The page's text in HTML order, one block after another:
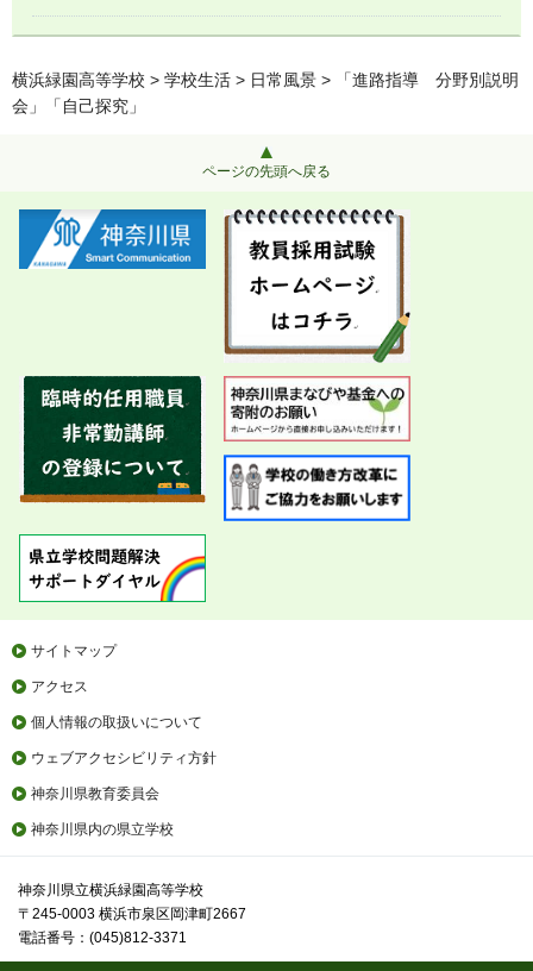
横浜緑園高等学校 > 学校生活 > 日常風景 > 「進路指導 分野別説明
会」「自己探究」
ページの先頭へ戻る
サイトマップ
アクセス
個人情報の取扱いについて
ウェブアクセシビリティ方針
神奈川県教育委員会
神奈川県内の県立学校
神奈川県立横浜緑園高等学校
〒245-0003 横浜市泉区岡津町2667
電話番号：(045)812-3371